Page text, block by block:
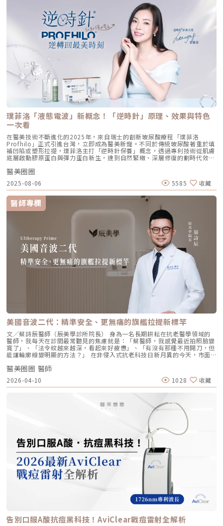
胞：幫助恢復皮下組織的飽滿感，減緩隨著年齡增長的皮下萎縮。 啟動 5
種關鍵結構蛋白：包括 I 型、III 型、IV 型、VII 型膠原蛋白以及最關鍵的彈
力蛋白。這種全方位的重塑效果，能讓下顎線變清晰，讓細紋從底層淡化。
這就是為什麼它被暱稱為「液態電波」。電波是靠「熱能」刺激新生，而
Profhilo 是靠「生物分子信號」啟動新生。對於皮膚薄、怕痛或不適合高
能量儀器的客戶來說，這是一個非常理想的選擇。四、 蔡醫師的精準美
學：BAP 五點拉提點位解析施打 Profhilo 是一門藝術。我們採用國際標準
的 BAP（Bio Aesthetic Points）五點拉提打法，這五個點是避開重要血
管、精準對準臉部支撐結構的黃金位置： [1] 顴骨高點： 位於顴骨最突出的
地方，需離眼睛外側至少 2 公分。能像掛鉤一樣，為中臉提供向上向外的支
撐力。 [2] 鼻翼與瞳孔垂直線交界： 在鼻翼與耳廓之間畫出水平線，再從瞳
孔中線畫垂直線，兩線交交叉處作為注射點。能有效改善法令紋，飽滿面中
部。 [3] 耳廓下前緣： 位於耳廓下緣的前方約 1 公分處。是收緊臉部外側
輪廓、強化下頷線條的關鍵。 [4] 下頷嘴角交界： 在下巴中軸線的三分之一
處畫垂直線，再向唇角方向移動 1.5 公分。可以修飾木偶紋，改善嘴角下
垂。 [5] 下顎角前緣： 位於下顎角前側約 1 公分處。幫助拉緊腮幫子多餘
的鬆弛組織，讓下顎線條清晰。五、 哪些部位最適合 Profhilo 逆時針？
Profhilo 逆時針之所以能成為抗老界的寵兒，不僅是因為它的成分純淨，
更因為它解決了傳統醫美難以觸及的「盲區」。它不靠體積填充，而是透過
「液態拉皮」的概念，從根本提升肌膚彈性。以下四個部位是我在臨床運用
中最推薦的：1. 臉部液態拉皮：BAP 五點精準誘導這是 Profhilo 的核心應
用。與傳統玻尿酸增加臉部「厚重感」或「體積支撐」的邏輯完全不同，
Profhilo 本質上是液態拉皮。我們採用國際標準的 BAP（Bio Aesthetic
Points）五點注射法，這五個點是避開重要血管、精準將玻尿酸導入真皮層
的黃金位置： 顴骨高點：啟動中臉肌膚的生物重塑，優化張力。 鼻翼瞳孔
交界：透過提升肌膚彈力，自然弱化法令紋的視覺感。 耳廓下前緣：強化
臉部外側緊緻度，讓輪廓不再鬆垮。 下頷嘴角交界：改善嘴角周圍的鬆
弛，恢復皮膚原有的拉力。 下顎角前緣：誘導彈力蛋白新生，收緊下頷邊
緣的曲線。這五個點位並非用來「填充凹陷」，而是作為信號啟動點，讓玻
尿酸在皮下如水幕般擴散，誘導彈力蛋白大量新生，像是在皮下植入了一層
隱形的「彈力網」，讓下顎線與中臉自然回歸緊緻狀態。2. 火雞頸與橫向頸
紋：修復彈力纖維的救星頸部皮膚極薄，且缺乏支撐結構，老化多半是因為
彈力纖維斷裂。傳統填充型玻尿酸因為有化學交聯，施打後容易因重力或皮
膚過薄而產生凸起（毛毛蟲現象）。Profhilo 具備極佳的流動性，能均勻
滲透進頸部真皮層，不是填平皺紋，而是從底層重塑頸部肌膚的厚度與張
力，是目前改善頸部質感的首選。3. 手背（雞爪手）：重建真皮層的緊實度
雙手最容易因彈力蛋白流失而顯得乾癟、血管明顯。Profhilo 透過「非填
充」的方式，啟動手背肌膚的自我修復機制。它不僅是補水，更是透過生物
重塑增加組織的彈性與結構感，讓手背肌膚恢復細緻平滑，找回如少女般優
雅的肌膚張力。4. 口周細紋：自然軟化而不僵硬對於愛笑或年長客戶常見的
唇周紋，若使用傳統填充物，常會因為增加了體積而讓表情變得僵硬。
Profhilo 透過液態拉皮的原理，在不改變五官比例的前提下，誘導唇周肌
膚新生彈力蛋白，從底層「軟化」細小紋路，讓整個人看起來更加柔和、自
然。六、 蔡醫師的診間建議：如何規劃妳的「逆時針」計畫？在辰美學，
我們追求的是「長效且細膩」的美，而非瞬間的煙火式改變。針對初次接觸
Profhilo 逆時針 的客戶，我通常會建議以「週期性重塑」的方式來規劃妳
的專屬美學地圖：1. 基礎療程：建議至少進行 2 至 3 次為了達到最佳的彈
力蛋白新生與肌底環境優化，單次施打僅是啟動信號，完整的重塑需要時間
堆疊： 啟動期（第 1 次與第 2 次）： 建議間隔 1 個月施打。這兩次密集的
治療能確保高濃度玻尿酸在真皮層內建立穩固的擴散網絡，全面活化纖維母
細胞。 強化期（第 2 次與第 3 次）： 建議間隔3到6個月進行第三次施打。
這是一個關鍵的鞏固點，能延續細胞的再生信號，讓拉皮效果更具層次感。
維持期： 經過這 3 次完整的週期療程後，肌膚的緊緻度與細緻質感通常可
以維持九個月左右的時間。2.術後照護：輕盈無負擔的修復由於 Profhilo
是極高純度的玻尿酸且不含化學交聯劑，術後反應極輕。只需在 24 小時內
避免劇烈運動與高溫環境（如溫泉、蒸氣室、高溫瑜伽），其餘日常生活、
上妝均不受影響，非常適合行程滿檔的都會女性。結語：美，是找回妳原本
的自然光采抗老不應該是「加法」，而是「還原」。Profhilo 逆時針的哲
學與辰美學的理念不謀而合：我們不希望客戶變得不像自己，我們希望妳在
未來的日子裡，依然保有那份緊緻、透亮的彈力美感。妳不需要厚重的粉底
來遮蓋疲態，因為最美的底妝，就是妳健康的真皮層。如果妳也想體驗這種
「由內而外」的重塑感，歡迎來到辰美學，讓我們為妳量身定制專屬的逆齡
處方箋。「詳細內容請詳見辰美學官網」
@aclinichttps://lin.ee/zGPja49▼詢問整形大小事https://answer-
clinic.com/▼詢問皮膚大小事https://answer-skin.com/▼詢問變美大小
事https://answer-skincare.com/安瑟美膚整形外科診所
FBhttps://www.facebook.com/AnswerClinic安瑟美膚整形外科診所
IGhttps://www.instagram.com/aclinic.group/吳名倫醫師：Dr.Allen 整
形醫美體塑學苑https://www.facebook.com/drallenbody吳名倫醫師
IGhttps://www.instagram.com/psdr_allen/安瑟美膚整形外科診所地
址：臺北市大安區安和路一段113號2樓之1電話：（02）7709-9398
璞菲洛「液態電波」新概念！「逆時針」原理、效果與特色
一次看
在醫美技術不斷進化的2025年，來自瑞士的創新玻尿酸療程「璞菲洛
Profhilo」正式引進台灣，立即成為醫美新寵。不同於傳統玻尿酸著重於填
補凹陷或塑形拉提，璞菲洛主打「逆時針保養」概念，透過專利技術從肌膚
底層啟動膠原蛋白與彈力蛋白新生，達到自然緊緻、深層修復的劃時代效
果。 Profhilo更邀請郭台銘夫人曾馨瑩擔任形象大使，迅速成為市場焦
點。我們將帶你全面認識這項創新療程，從作用原理、五大特色到適合對象
與常見問題，一次搞懂「逆時針玻尿酸」的魅力！ 璞菲洛Profhilo是什
麼？ 璞菲洛是一項注射型玻尿酸產品，由瑞士IBSA研發，正式名稱為「高
低分子玻尿酸皮下植入劑」，在台灣獲得衛福部核准，俗稱為「逆時針」。
與傳統玻尿酸不同，璞菲洛不以填補凹陷為目的，而是透過生物重塑（bio-
remodeling）方式，喚醒肌膚自身的修復機能，促進膠原蛋白和彈力蛋白
的生成，達到自然緊緻與改善膚質的效果。璞菲洛Profhilo的五大特色璞菲
洛之所以能引發醫美界關注，主要在於它與傳統玻尿酸有著本質上的不同，
透過獨特技術從根本上改善肌膚狀態。以下是璞菲洛最突出的五大特色：1.
獨特「生物重塑」機制：啟動膠原與彈力蛋白再生璞菲洛的核心技術採用專
利高、低分子量玻尿酸複合配方，在不添加交聯劑的情況下，能刺激皮膚深
層的纖維母細胞、角質細胞和脂肪細胞，促使膠原蛋白和彈力蛋白大量新
生，從源頭改善肌膚鬆弛與老化問題。2. 全面改善膚況：不只填補，更提升
整體膚質有別於傳統玻尿酸的局部填充，璞菲洛注射後會均勻擴散至皮膚的
真皮層與皮下組織。這使得它能全面性地改善肌膚，包括： 提升肌膚緊實
度與彈性 深層補水、改善乾燥與粗糙 減少細紋、改善膚色不均3. 自然柔和
的效果：告別「饅化臉」璞菲洛的質地較輕盈、流動性高，主要作用提升肌
膚本身的飽滿度與光澤，而不是增加額外體積。因此，能帶來自然、柔和的
改善效果，避免了傳統填充劑可能導致的僵硬或「饅化」現象，讓你看起來
就像是膚況變好了，而不是動了手腳。4. 獨創 BAP 五點注射技術：療程更
舒適、更快速採用獨家的 BAP (Bio Aesthetic Points) 五點注射技術。醫師
只需在臉部兩側各選擇五個精準的生物美學點進行注射，就能讓玻尿酸均勻
擴散至全臉。這大大減少了注射的針數和疼痛感，也降低了術後瘀青和腫脹
的機率，讓療程更加舒適、快速。5. 高濃度、不含交聯劑：安全性高、低發
炎風險以高濃度玻尿酸為主要成分，且製程中不使用任何化學交聯劑，能有
效降低注射後的發炎反應與過敏風險。同時，也經過多項國際認證，確保了
產品的純淨與安全性。逆時針（Profhilo） vs. 傳統玻尿酸比較 療程名稱
逆時針 (Profhilo) 傳統玻尿酸填充劑 主要功能 「生物重塑」(Bio-
remodeling)， 刺激膠原蛋白和彈力蛋白再生，從根本改善膚質 「填充」
和「支撐」， 用於填補凹陷、雕塑輪廓 成分組成 專利技術結合高低分子玻
尿酸， 64mg/2ml 高濃度，無交聯劑 玻尿酸會添加交聯劑，以增加黏度和
支撐力， 能維持體積不被快速分解 作用機制 注射後會均勻擴散至皮膚深
視個人體質、代謝與保養習慣而異） 約6～18個月 （因品牌、分子大小及
個人體質而異） 值得一提的是，它不像音波拉提需要靠機器操作、產生熱
能導致術後紅腫，也不會像玻尿酸填充容易造成過度膨脹的人工感，而是像
「智慧型保養」，漸進式修復你的肌膚底層架構。哪些人適合做璞菲洛？
Profhilo不僅適合輕熟女族群，也非常適合希望改善整體膚況、延緩老化的
人。尤其推薦給以下族群： 面臨初老症狀者： 臉部、頸部或手部出現細
紋、輕微鬆弛，以及肌膚彈性下降、缺乏緊實感的人。 膚質困擾者： 肌膚
乾燥、毛孔粗大、膚色不均或膚質粗糙，希望透過深層保濕來全面提升膚況
的人。 追求自然效果者： 不希望外觀有大幅度改變，只想透過自然、漸進
的方式讓自己看起來更年輕、更有氣色。 對其他療程敏感者： 曾對雷射、
能量儀器等療程反應較大，或希望尋找一種低風險、低修復期的保養方式。
忙碌但仍想維持好氣色的族群非常友善。璞菲洛療程建議與效果說明璞菲洛
醫美圈圈
2025-08-06 5585 收藏
醫師專欄
美國音波二代：精準安全、更無痛的旗艦拉提新標竿
文／蔡詩辰醫師（辰美學診所院長） 身為一名長期耕耘在抗老醫學領域的
醫師，我每天在診間最常聽見的焦慮就是：「蔡醫師，我感覺最近拍照臉變
寬了」、「法令紋越來越深，看起來好疲憊」、「有沒有那種不用開刀，但
能讓輪廓線變明顯的方法？」 在非侵入式抗老科技日新月異的今天，市面
上的音波儀器琳瑯滿目。但每當病患詢問我最信任哪一台儀器時，我的首選
始終是 Ultherapy 美國音波。而在 2026 年的現在，隨著 Ultherapy
Prime（美音二代） 的問世，醫美界正式進入了「精準醫療」的新紀元。這
篇文章，我將以專業醫師的角度，深度拆解為什麼美音二代會成為我臨床治
療的核心，以及它如何重新定義抗老的黃金標準。一、 為什麼「看得到」
跟病患分享一個觀念：音波拉提不是「能量越強越好」，而是「能量要打在
對的地方」。每個人的皮膚厚度、皮下脂肪分布、筋膜層（SMAS）的深
度，甚至是神經血管的走勢都完全不同。即便是在同一個人的臉上，左側與
右側的組織密度也存在差異。傳統的音波療程多半屬於「盲打」，醫師只能
憑藉經驗去推測深度，這就像是在迷霧中航行，風險與不穩定性自然較高。
1.1 精準醫療的「透視眼」最新的Ultherapy Prime 美國音波二代搭載了升
級版 DeepSEE® 即時影像技術。在施打的每一條能量時，我都能透過 2X 高
清螢幕清晰地看見病患當下的組織層級。這意味著： 避開神經與骨頭：大
幅降低因能量落點錯誤導致的劇痛或副作用。 精準鎖定 SMAS 筋膜層：確
保每一發熱凝結點都精確落在支撐輪廓的關鍵地基上。 即時監控探頭貼合
度：防止因貼合不全導致的表皮燙傷。二、 三種鬆弛型態：妳需要的是
「拉提」還是「緊緻」？很多客人到診間會直接說：「我要打音波。」但我
通常會先進行細緻的觸診與影像觀察，因為「鬆弛」其實分為不同層次。如
果診斷錯誤，治療效果就會大打折扣。我將臉部老化歸納為三種主要型態，
並給予不同的客製化建議：2.1 筋膜鬆弛型（結構下垂）這是最適合美國音
墜。這類問題的根源在於 SMAS 筋膜層失去張力，需要透過美音二代深達
4.5mm 的聚焦能量，從地基進行「拉提」。2.2 表皮鬆弛型（膚質鬆軟）
醫美圈圈 醫師
2026-04-10 1028 收藏
告別口服A酸抗痘黑科技！AviClear戰痘雷射全解析